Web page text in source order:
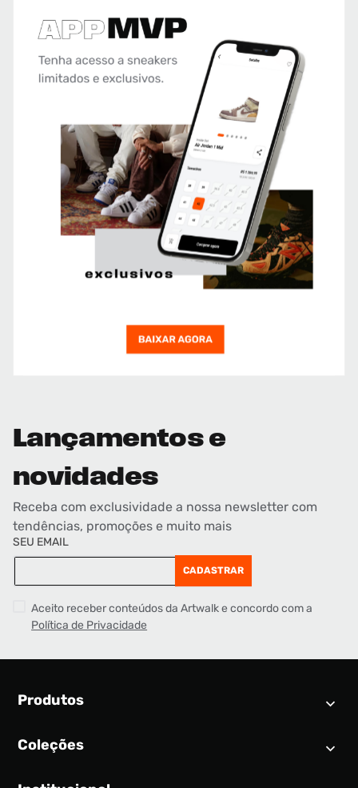
Lançamentos e
novidades
Receba com exclusividade a nossa newsletter com
tendências, promoções e muito mais
SEU EMAIL
CADASTRAR
Aceito receber conteúdos da Artwalk e concordo com a
Política de Privacidade
Produtos
Calendário SNEAKER
Coleções